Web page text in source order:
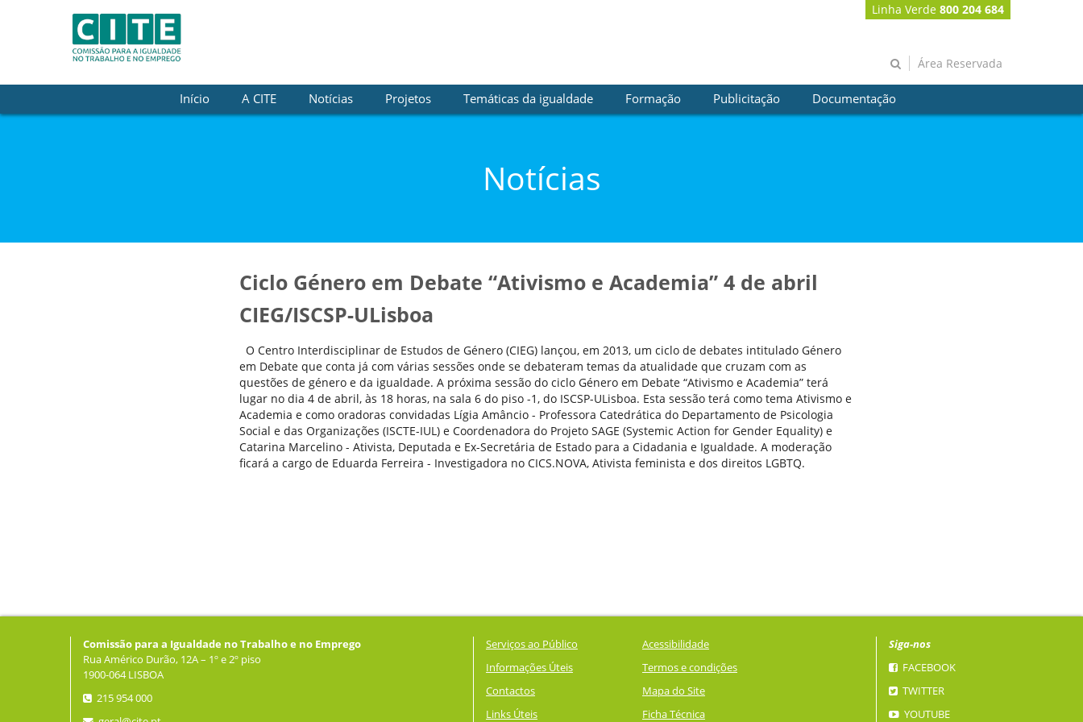
Linha Verde 800 204 684
Área Reservada
Início A CITE Notícias Projetos Temáticas da igualdade Formação Publicitação Documentação
Notícias
Ciclo Género em Debate “Ativismo e Academia” 4 de abril
CIEG/ISCSP-ULisboa
O Centro Interdisciplinar de Estudos de Género (CIEG) lançou, em 2013, um ciclo de debates intitulado Género
em Debate que conta já com várias sessões onde se debateram temas da atualidade que cruzam com as
questões de género e da igualdade. A próxima sessão do ciclo Género em Debate “Ativismo e Academia” terá
lugar no dia 4 de abril, às 18 horas, na sala 6 do piso -1, do ISCSP-ULisboa. Esta sessão terá como tema Ativismo e
Academia e como oradoras convidadas Lígia Amâncio - Professora Catedrática do Departamento de Psicologia
Social e das Organizações (ISCTE-IUL) e Coordenadora do Projeto SAGE (Systemic Action for Gender Equality) e
Catarina Marcelino - Ativista, Deputada e Ex-Secretária de Estado para a Cidadania e Igualdade. A moderação
ficará a cargo de Eduarda Ferreira - Investigadora no CICS.NOVA, Ativista feminista e dos direitos LGBTQ.
Comissão para a Igualdade no Trabalho e no Emprego
Rua Américo Durão, 12A – 1º e 2º piso
1900-064 LISBOA
215 954 000
Serviços ao Público
Informações Úteis
Contactos
Links Úteis
Acessibilidade
Termos e condições
Mapa do Site
Ficha Técnica
Siga-nos
FACEBOOK
TWITTER
YOUTUBE